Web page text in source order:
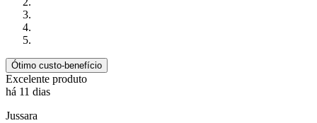
Ótimo custo-benefício
Excelente produto
há 11 dias
Jussara